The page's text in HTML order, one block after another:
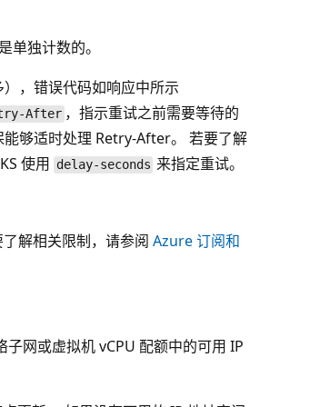
独计数的。
，错误代码如响应中所示
After ，指示重试之前需要等待的
够适时处理 Retry-After。 若要了解
使用 delay-seconds 来指定重试。
解相关限制，请参阅 Azure 订阅和
网或虚拟机 vCPU 配额中的可用 IP